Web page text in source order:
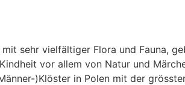
sehr vielfältiger Flora und Fauna,
vor allem von Natur und
)Klöster in Polen mit der